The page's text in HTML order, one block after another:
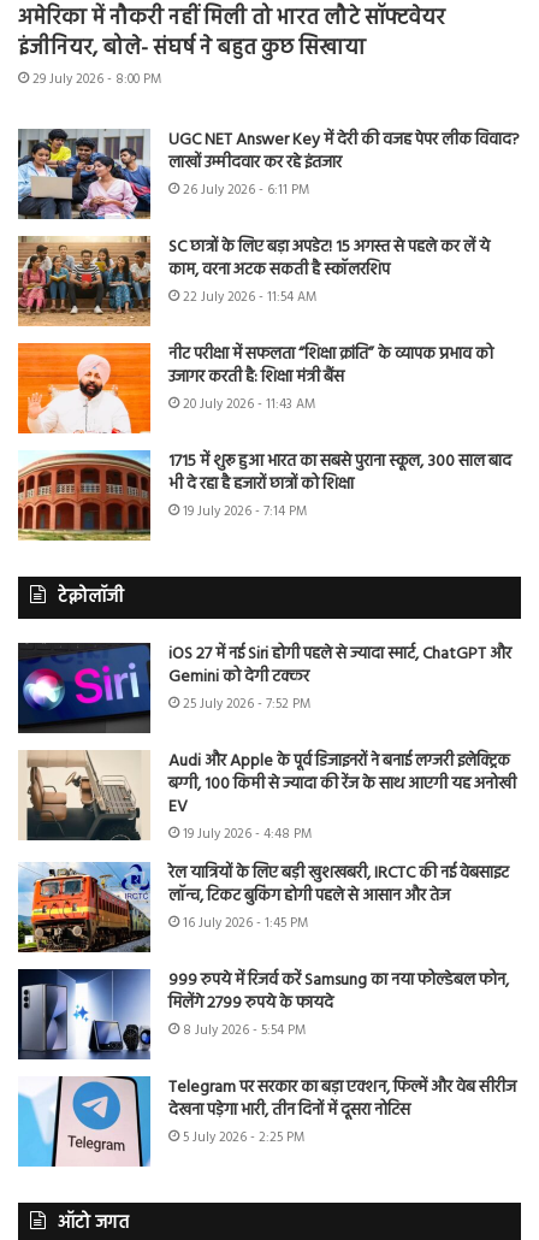
अमेरिका में नौकरी नहीं मिली तो भारत लौटे सॉफ्टवेयर
इंजीनियर, बोले- संघर्ष ने बहुत कुछ सिखाया
29 July 2026 - 8:00 PM
UGC NET Answer Key में देरी की वजह पेपर लीक विवाद?
लाखों उम्मीदवार कर रहे इंतजार
26 July 2026 - 6:11 PM
SC छात्रों के लिए बड़ा अपडेट! 15 अगस्त से पहले कर लें ये
काम, वरना अटक सकती है स्कॉलरशिप
22 July 2026 - 11:54 AM
नीट परीक्षा में सफलता “शिक्षा क्रांति” के व्यापक प्रभाव को
उजागर करती है: शिक्षा मंत्री बैंस
20 July 2026 - 11:43 AM
1715 में शुरू हुआ भारत का सबसे पुराना स्कूल, 300 साल बाद
भी दे रहा है हजारों छात्रों को शिक्षा
19 July 2026 - 7:14 PM
टेक्नोलॉजी
iOS 27 में नई Siri होगी पहले से ज्यादा स्मार्ट, ChatGPT और
Gemini को देगी टक्कर
25 July 2026 - 7:52 PM
Audi और Apple के पूर्व डिजाइनरों ने बनाई लग्जरी इलेक्ट्रिक
बग्गी, 100 किमी से ज्यादा की रेंज के साथ आएगी यह अनोखी
EV
19 July 2026 - 4:48 PM
रेल यात्रियों के लिए बड़ी खुशखबरी, IRCTC की नई वेबसाइट
लॉन्च, टिकट बुकिंग होगी पहले से आसान और तेज
16 July 2026 - 1:45 PM
999 रुपये में रिजर्व करें Samsung का नया फोल्डेबल फोन,
मिलेंगे 2799 रुपये के फायदे
8 July 2026 - 5:54 PM
Telegram पर सरकार का बड़ा एक्शन, फिल्में और वेब सीरीज
देखना पड़ेगा भारी, तीन दिनों में दूसरा नोटिस
5 July 2026 - 2:25 PM
ऑटो जगत